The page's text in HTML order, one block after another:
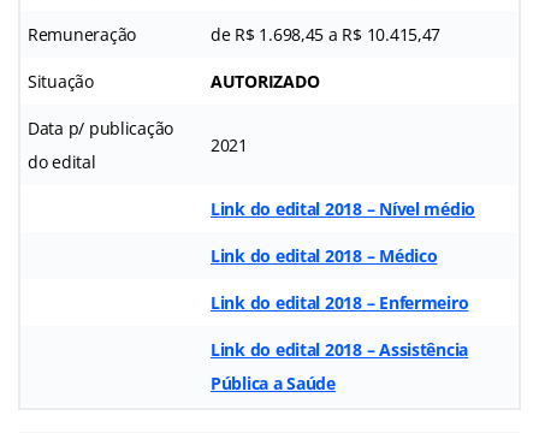
Remuneração de R$ 1.698,45 a R$ 10.415,47
Situação AUTORIZADO
Data p/ publicação
do edital
2021
Link do edital 2018 – Nível médio
Link do edital 2018 – Médico
Link do edital 2018 – Enfermeiro
Link do edital 2018 – Assistência
Pública a Saúde